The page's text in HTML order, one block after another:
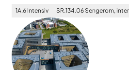
1A.6 Intensiv SR.134.06 Sengerom,